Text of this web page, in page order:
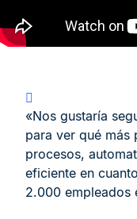
«Nos gustaría
para ver qué más
procesos,
eficiente en
2.000 empleados